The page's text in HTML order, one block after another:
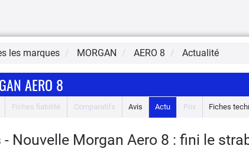
les marques MORGAN AERO 8 Actualité
AERO 8
Fiches fiabilité Comparatifs Avis Actu Prix Fiches
Nouvelle Morgan Aero 8 : fini le